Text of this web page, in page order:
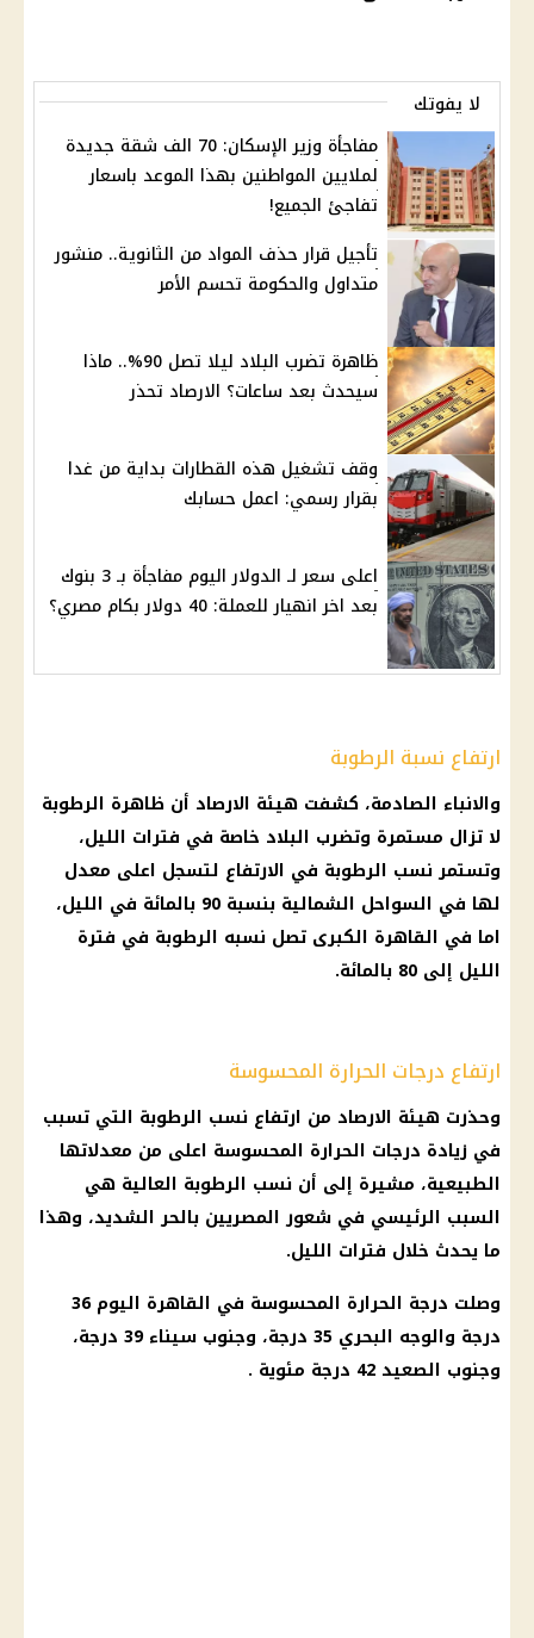
لا يفوتك
مفاجأة وزير الإسكان: 70 الف شقة جديدة
لملايين المواطنين بهذا الموعد باسعار
تفاجئ الجميع!
تأجيل قرار حذف المواد من الثانوية.. منشور
متداول والحكومة تحسم الأمر
ظاهرة تضرب البلاد ليلا تصل 90%.. ماذا
سيحدث بعد ساعات؟ الارصاد تحذر
وقف تشغيل هذه القطارات بداية من غدا
بقرار رسمي: اعمل حسابك
اعلى سعر لـ الدولار اليوم مفاجأة بـ 3 بنوك
بعد اخر انهيار للعملة: 40 دولار بكام مصري؟
ارتفاع نسبة الرطوبة
والانباء الصادمة، كشفت هيئة الارصاد أن ظاهرة الرطوبة
لا تزال مستمرة وتضرب البلاد خاصة في فترات الليل،
وتستمر نسب الرطوبة في الارتفاع لتسجل اعلى معدل
لها في السواحل الشمالية بنسبة 90 بالمائة في الليل،
اما في القاهرة الكبرى تصل نسبه الرطوبة في فترة
الليل إلى 80 بالمائة.
ارتفاع درجات الحرارة المحسوسة
وحذرت هيئة الارصاد من ارتفاع نسب الرطوبة التي تسبب
في زيادة درجات الحرارة المحسوسة اعلى من معدلاتها
الطبيعية، مشيرة إلى أن نسب الرطوبة العالية هي
السبب الرئيسي في شعور المصريين بالحر الشديد، وهذا
ما يحدث خلال فترات الليل.
وصلت درجة الحرارة المحسوسة في القاهرة اليوم 36
درجة والوجه البحري 35 درجة، وجنوب
سيناء
39 درجة،
وجنوب الصعيد 42 درجة مئوية .